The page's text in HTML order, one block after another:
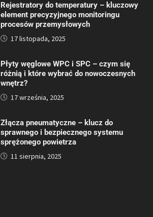
Rejestratory do temperatury – kluczowy
element precyzyjnego monitoringu
procesów przemysłowych
17 listopada, 2025
Płyty węglowe WPC i SPC – czym się
różnią i które wybrać do nowoczesnych
wnętrz?
17 września, 2025
Złącza pneumatyczne – klucz do
sprawnego i bezpiecznego systemu
sprężonego powietrza
11 sierpnia, 2025